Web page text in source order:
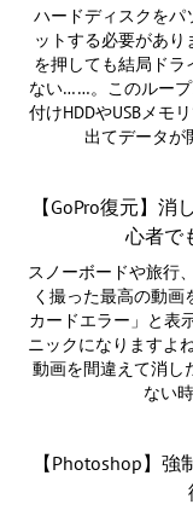
ハードディスクをパ
ットする必要があり
を押しても結局ド
ない……。このルー
付けHDDやUSBメモ
出てデータが
【GoPro復元】
心者で
スノーボードや旅行
く撮った最高の動画
カードエラー」と表
ニックになりますよ
動画を間違えて消し
ない
【Photoshop】